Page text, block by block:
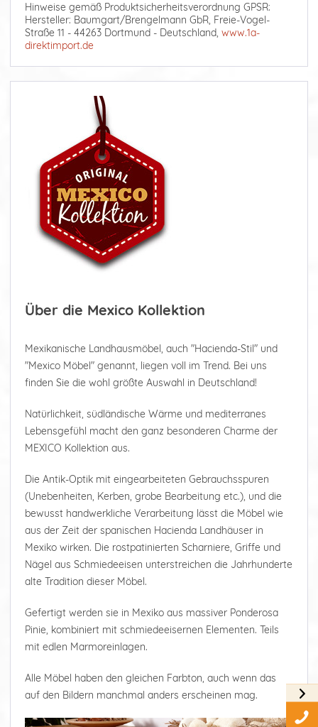
Hinweise gemäß Produktsicherheitsverordnung GPSR:
Hersteller: Baumgart/Brengelmann GbR, Freie-Vogel-
Straße 11 - 44263 Dortmund - Deutschland, www.1a-
direktimport.de
Über die Mexico Kollektion
Mexikanische Landhausmöbel, auch "Hacienda-Stil" und
"Mexico Möbel" genannt, liegen voll im Trend. Bei uns
finden Sie die wohl größte Auswahl in Deutschland!
Natürlichkeit, südländische Wärme und mediterranes
Lebensgefühl macht den ganz besonderen Charme der
MEXICO Kollektion aus.
Die Antik-Optik mit eingearbeiteten Gebrauchsspuren
(Unebenheiten, Kerben, grobe Bearbeitung etc.), und die
bewusst handwerkliche Verarbeitung lässt die Möbel wie
aus der Zeit der spanischen Hacienda Landhäuser in
Mexiko wirken. Die rostpatinierten Scharniere, Griffe und
Nägel aus Schmiedeeisen unterstreichen die Jahrhunderte
alte Tradition dieser Möbel.
Gefertigt werden sie in Mexiko aus massiver Ponderosa
Pinie, kombiniert mit schmiedeeisernen Elementen. Teils
mit edlen Marmoreinlagen.
Alle Möbel haben den gleichen Farbton, auch wenn das
auf den Bildern manchmal anders erscheinen mag.